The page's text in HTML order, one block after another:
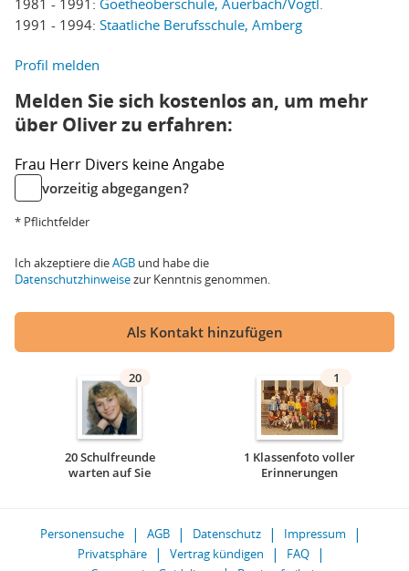
1981 - 1991: Goetheoberschule, Auerbach/Vogtl.
1991 - 1994: Staatliche Berufsschule, Amberg
Profil melden
Melden Sie sich kostenlos an, um mehr
über Oliver zu erfahren:
Frau Herr Divers keine Angabe
vorzeitig abgegangen?
* Pflichtfelder
Ich akzeptiere dieAGB und habe die
Datenschutzhinweisezur Kenntnis genommen.
Als Kontakt hinzufügen
20
20 Schulfreunde
warten auf Sie
1
1 Klassenfoto voller
Erinnerungen
Personensuche AGB Datenschutz
Impressum
Privatsphäre
Vertrag kündigen
FAQ